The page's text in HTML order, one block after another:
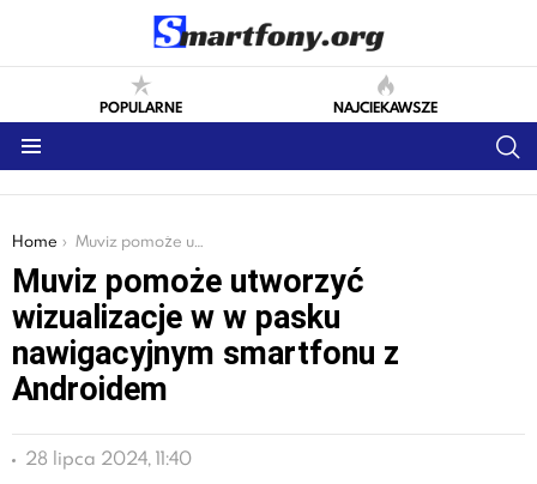
POPULARNE NAJCIEKAWSZE
You are here:
Home Muviz pomoże utworzyć wizualizacje w w pasku nawigacyjnym smartfonu z Androidem
Muviz pomoże utworzyć
wizualizacje w w pasku
nawigacyjnym smartfonu z
Androidem
28 lipca 2024, 11:40